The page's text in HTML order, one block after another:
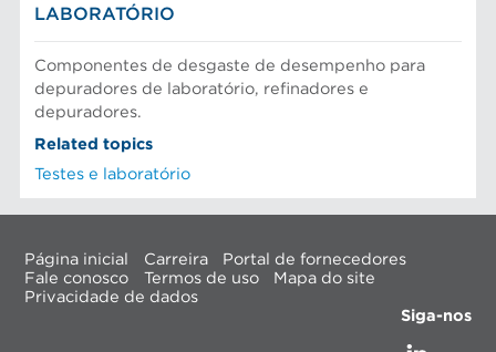
LABORATÓRIO
Componentes de desgaste de desempenho para
depuradores de laboratório, refinadores e
depuradores.
Related topics
Testes e laboratório
Página inicial Carreira
Portal de fornecedores
Fale conosco
Termos de uso
Mapa do site
Privacidade de dados
Siga-nos